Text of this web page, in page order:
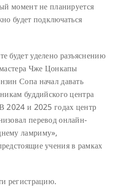
момент не планируется
будет подключаться
будет уделено разъяснению
мастера Чже Цонкапы
Сопа начал давать
буддийского центра
2024 и 2025 годах центр
перевод онлайн-
ламриму»,
учения в рамках
регистрацию.